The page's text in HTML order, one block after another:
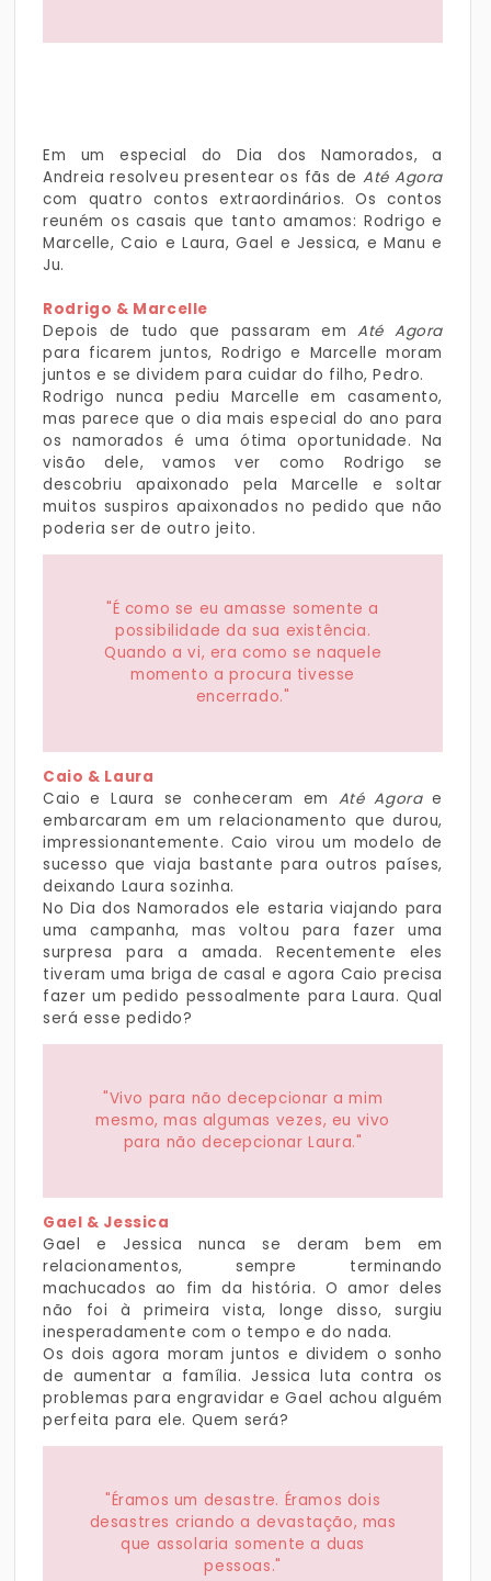
Em um especial do Dia dos Namorados, a
Andreia resolveu presentear os fãs deAté Agora
com quatro contos extraordinários. Os contos
reuném os casais que tanto amamos: Rodrigo e
Marcelle, Caio e Laura, Gael e Jessica, e Manu e
Ju.
Rodrigo & Marcelle
Depois de tudo que passaram emAté Agora
para ficarem juntos, Rodrigo e Marcelle moram
juntos e se dividem para cuidar do filho, Pedro.
Rodrigo nunca pediu Marcelle em casamento,
mas parece que o dia mais especial do ano para
os namorados é uma ótima oportunidade. Na
visão dele, vamos ver como Rodrigo se
descobriu apaixonado pela Marcelle e soltar
muitos suspiros apaixonados no pedido que não
poderia ser de outro jeito.
"É como se eu amasse somente a
possibilidade da sua existência.
Quando a vi, era como se naquele
momento a procura tivesse
encerrado."
Caio & Laura
Caio e Laura se conheceram em Até Agorae
embarcaram em um relacionamento que durou,
impressionantemente. Caio virou um modelo de
sucesso que viaja bastante para outros países,
deixando Laura sozinha.
No Dia dos Namorados ele estaria viajando para
uma campanha, mas voltou para fazer uma
surpresa para a amada. Recentemente eles
tiveram uma briga de casal e agora Caio precisa
fazer um pedido pessoalmente para Laura. Qual
será esse pedido?
"Vivo para não decepcionar a mim
mesmo, mas algumas vezes, eu vivo
para não decepcionar Laura."
Gael & Jessica
Gael e Jessica nunca se deram bem em
relacionamentos, sempre terminando
machucados ao fim da história. O amor deles
não foi à primeira vista, longe disso, surgiu
inesperadamente com o tempo e do nada.
Os dois agora moram juntos e dividem o sonho
de aumentar a família. Jessica luta contra os
problemas para engravidar e Gael achou alguém
perfeita para ele. Quem será?
"Éramos um desastre. Éramos dois
desastres criando a devastação, mas
que assolaria somente a duas
pessoas."